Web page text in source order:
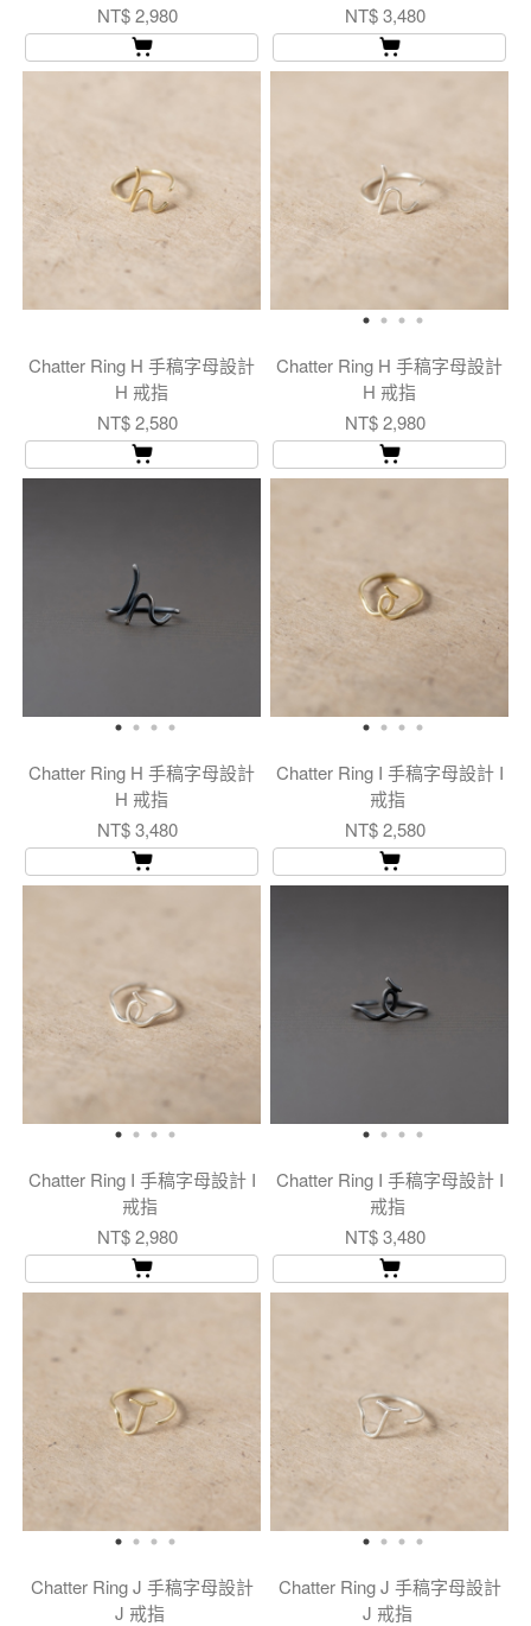
NT$ 2,980 NT$ 3,480
Chatter Ring H 手稿字母設計
H 戒指
NT$ 2,580
Chatter Ring H 手稿字母設計
H 戒指
NT$ 2,980
Chatter Ring H 手稿字母設計
H 戒指
NT$ 3,480
Chatter Ring I 手稿字母設計 I
戒指
NT$ 2,580
Chatter Ring I 手稿字母設計 I
戒指
NT$ 2,980
Chatter Ring I 手稿字母設計 I
戒指
NT$ 3,480
Chatter Ring J 手稿字母設計
J 戒指
Chatter Ring J 手稿字母設計
J 戒指